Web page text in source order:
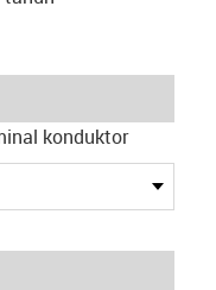
konduktor